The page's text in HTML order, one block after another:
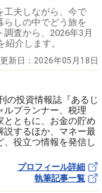
工夫しながら、今で
らしの中でどう旅を
査から、2026年3月
介します。
更新日： 2026年05月18日
の投資情報誌『あるじ
ルプランナー、税理
とともに、お金の貯め
説するほか、マネー最
役立つ情報を発信し
プロフィール詳細
執筆記事一覧